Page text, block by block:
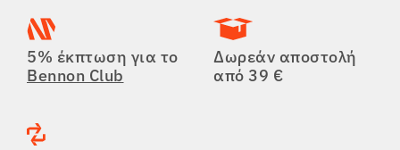
5% έκπτωση για το
Bennon Club
Δωρεάν αποστολή
από 39 €